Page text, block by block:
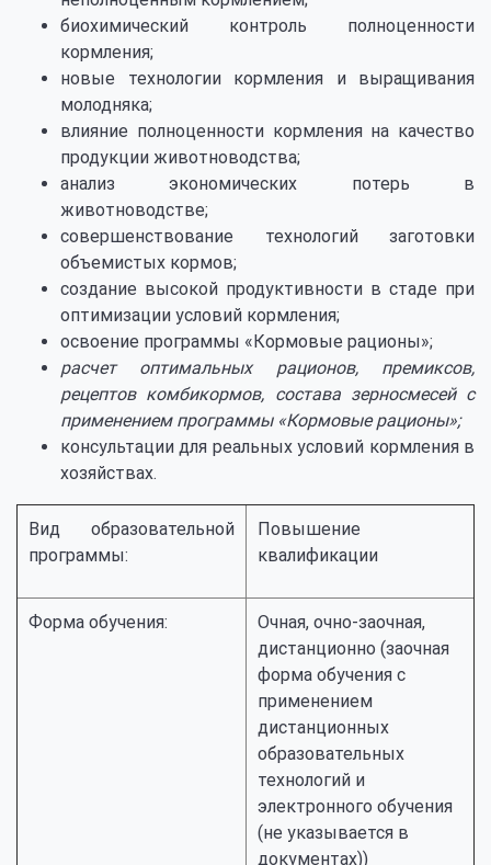
биохимический контроль полноценности
кормления;
новые технологии кормления и выращивания
молодняка;
влияние полноценности кормления на качество
продукции животноводства;
анализ экономических потерь в
животноводстве;
совершенствование технологий заготовки
объемистых кормов;
создание высокой продуктивности в стаде при
оптимизации условий кормления;
освоение программы «Кормовые рационы»;
расчет оптимальных рационов, премиксов,
рецептов комбикормов, состава зерносмесей с
применением программы «Кормовые рационы»;
консультации для реальных условий кормления в
хозяйствах.
Вид образовательной
программы:
Повышение
квалификации
Форма обучения:
Очная, очно-заочная,
дистанционно (заочная
форма обучения с
применением
дистанционных
образовательных
технологий и
электронного обучения
(не указывается в
документах))